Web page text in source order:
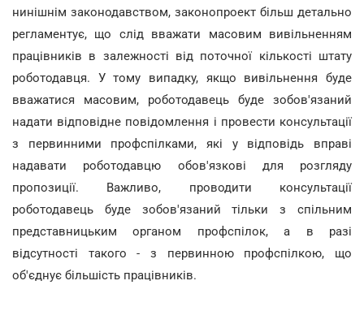
нинішнім законодавством, законопроект більш детально
регламентує, що слід вважати масовим вивільненням
працівників в залежності від поточної кількості штату
роботодавця. У тому випадку, якщо вивільнення буде
вважатися масовим, роботодавець буде зобов'язаний
надати відповідне повідомлення і провести консультації
з первинними профспілками, які у відповідь вправі
надавати роботодавцю обов'язкові для розгляду
пропозиції. Важливо, проводити консультації
роботодавець буде зобов'язаний тільки з спільним
представницьким органом профспілок, а в разі
відсутності такого - з первинною профспілкою, що
об'єднує більшість працівників.